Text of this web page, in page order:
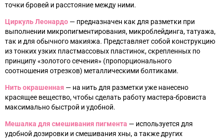
точки бровей и расстояние между ними.
Циркуль Леонардо — предназначен как для разметки при
выполнении микропигментирования, микроблейдинга, татуажа,
так и для обычного макияжа. Представляет собой конструкцию
из тонких узких пластмассовых пластинок, скрепленных по
принципу «золотого сечения» (пропорционального
соотношения отрезков) металлическими болтиками.
Нить окрашенная — на нить для разметки уже нанесено
красящее вещество, чтобы сделать работу мастера-бровиста
максимально быстрой и удобной.
Мешалка для смешивания пигмента — используется для
удобной дозировки и смешивания хны, а также других